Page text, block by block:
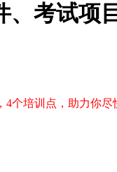
、考试项目
个培训点，助力你尽